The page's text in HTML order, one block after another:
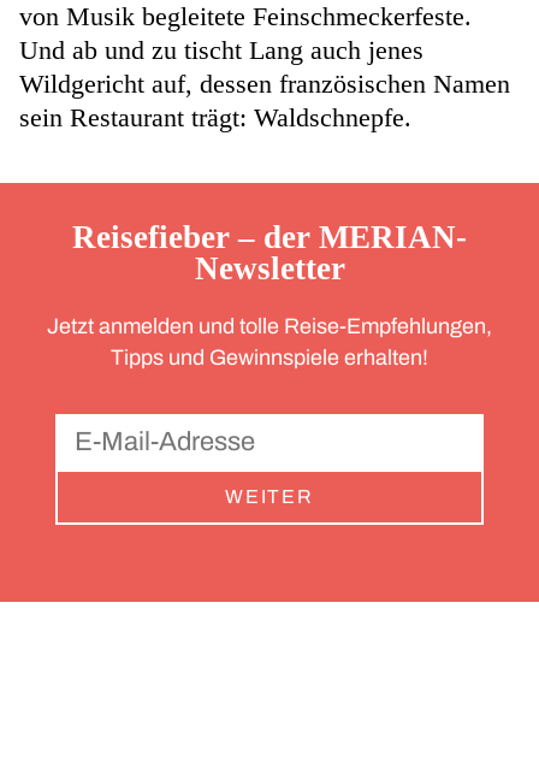
von Musik begleitete Feinschmeckerfeste.
Und ab und zu tischt Lang auch jenes
Wildgericht auf, dessen französischen Namen
sein Restaurant trägt: Waldschnepfe.
Reisefieber – der MERIAN-
Newsletter
Jetzt anmelden und tolle Reise-Empfehlungen,
Tipps und Gewinnspiele erhalten!
WEITER